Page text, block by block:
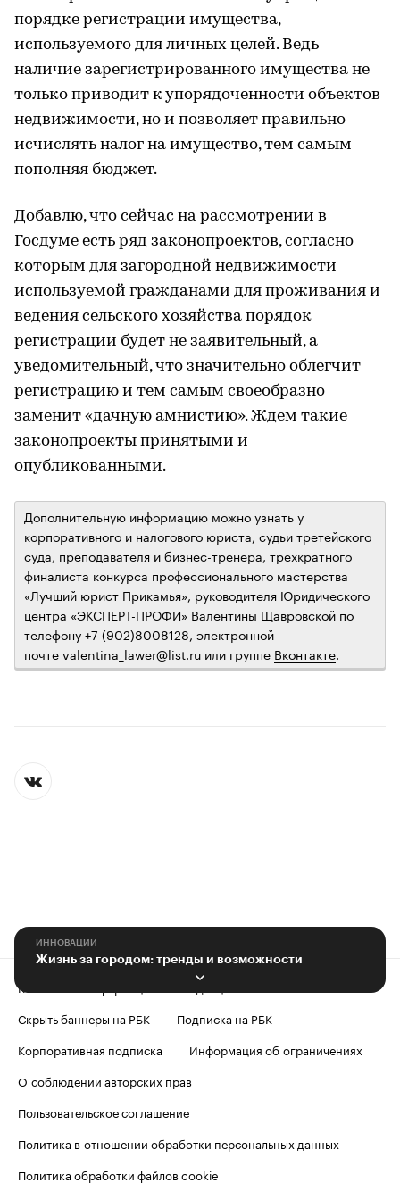
порядке регистрации имущества,
используемого для личных целей. Ведь
наличие зарегистрированного имущества не
только приводит к упорядоченности объектов
недвижимости, но и позволяет правильно
исчислять налог на имущество, тем самым
пополняя бюджет.
Добавлю, что сейчас на рассмотрении в
Госдуме есть ряд законопроектов, согласно
которым для загородной недвижимости
используемой гражданами для проживания и
ведения сельского хозяйства порядок
регистрации будет не заявительный, а
уведомительный, что значительно облегчит
регистрацию и тем самым своеобразно
заменит «дачную амнистию». Ждем такие
законопроекты принятыми и
опубликованными.
Дополнительную информацию можно узнать у
корпоративного и налогового юриста, судьи третейского
суда, преподавателя и бизнес-тренера, трехкратного
финалиста конкурса профессионального мастерства
«Лучший юрист Прикамья», руководителя Юридического
центра «ЭКСПЕРТ-ПРОФИ» Валентины Щавровской по
телефону +7 (902)8008128, электронной
почте valentina_lawer@list.ru или группе Вконтакте.
ИННОВАЦИИ
Жизнь за городом: тренды и возможности
Контактная информация
Скрыть баннеры на РБК
Подписка на РБК
Корпоративная подписка
Информация об ограничениях
О соблюдении авторских прав
Пользовательское соглашение
Политика в отношении обработки персональных данных
Политика обработки файлов cookie